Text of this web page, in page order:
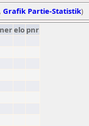
, Grafik Partie-Statistik)
elo pnr